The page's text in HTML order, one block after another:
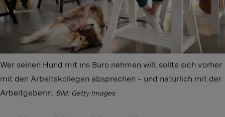
Wer seinen Hund mit ins Büro nehmen will, sollte sich vorher
mit den Arbeitskollegen absprechen – und natürlich mit der
Arbeitgeberin. Bild: Getty Images